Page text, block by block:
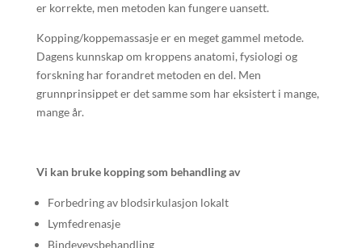
er korrekte, men metoden kan fungere uansett.
Kopping/koppemassasje er en meget gammel metode.
Dagens kunnskap om kroppens anatomi, fysiologi og
forskning har forandret metoden en del. Men
grunnprinsippet er det samme som har eksistert i mange,
mange år.
Vi kan bruke kopping som behandling av
Forbedring av blodsirkulasjon lokalt
Lymfedrenasje
Bindevevsbehandling